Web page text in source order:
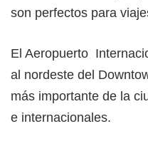
son perfectos para
El Aeropuerto
al nordeste del
más importante de la
e internacionales.